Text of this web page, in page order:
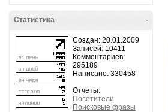
-
Статистика
Создан: 20.01.2009
Записей: 10411
Комментариев:
295189
Написано: 330458
Отчеты:
Посетители
Поисковые фразы